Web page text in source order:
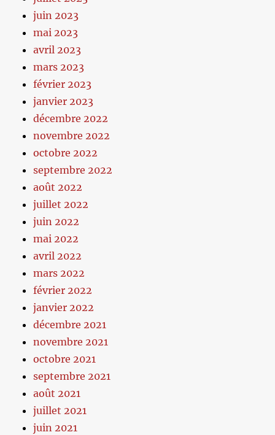
juin 2023
mai 2023
avril 2023
mars 2023
février 2023
janvier 2023
décembre 2022
novembre 2022
octobre 2022
septembre 2022
août 2022
juillet 2022
juin 2022
mai 2022
avril 2022
mars 2022
février 2022
janvier 2022
décembre 2021
novembre 2021
octobre 2021
septembre 2021
août 2021
juillet 2021
juin 2021